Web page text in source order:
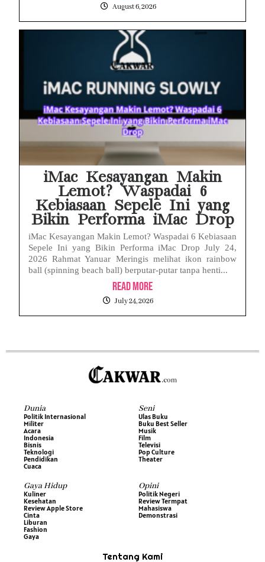
August 6, 2026
iMac Kesayangan Makin
Lemot? Waspadai 6
Kebiasaan Sepele Ini yang
Bikin Performa iMac Drop
iMac Kesayangan Makin Lemot? Waspadai 6 Kebiasaan
Sepele Ini yang Bikin Performa iMac Drop July 24,
2026 Rahmat Yanuar Meringis melihat ikon rainbow
ball (spinning beach ball) berputar-putar tanpa henti...
Read More
July 24, 2026
Dunia
Politik Internasional
Militer
Acara
Indonesia
Bisnis
Teknologi
Pendidikan
Cuaca
Seni
Ulas Buku
Buku Best Seller
Musik
Film
Televisi
Pop Culture
Theater
Gaya Hidup
Kuliner
Kesehatan
Review Apple Store
Cinta
Liburan
Fashion
Gaya
Opini
Politik Negeri
Review Termpat
Mahasiswa
Demonstrasi
Tentang Kami